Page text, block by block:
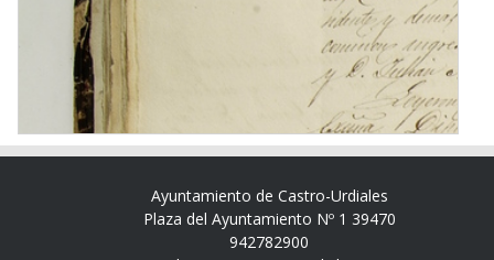
Ayuntamiento de Castro-Urdiales
Plaza del Ayuntamiento Nº 1 39470
942782900